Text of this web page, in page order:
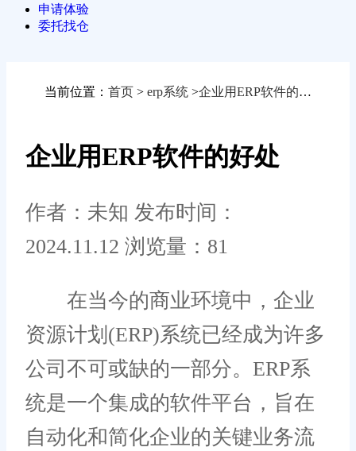
申请体验
委托找仓
当前位置： 首页 > erp系统 >企业用ERP软件的好处
企业用ERP软件的好处
作者：未知 发布时间：
2024.11.12 浏览量：81
在当今的商业环境中，企业
资源计划(ERP)系统已经成为许多
公司不可或缺的一部分。ERP系
统是一个集成的软件平台，旨在
自动化和简化企业的关键业务流